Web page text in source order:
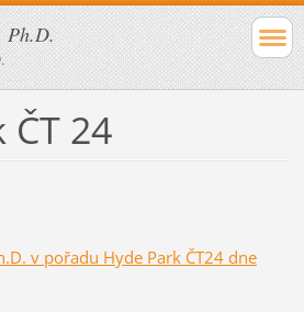
Ph.D.
ČT 24
v pořadu Hyde Park ČT24 dne